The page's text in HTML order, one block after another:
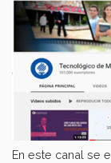
En este canal se